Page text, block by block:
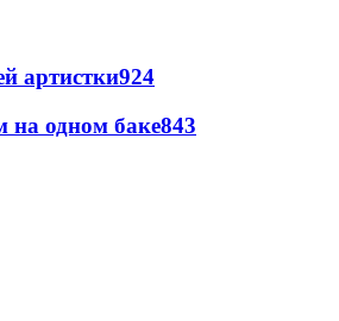
артистки924
на одном баке843